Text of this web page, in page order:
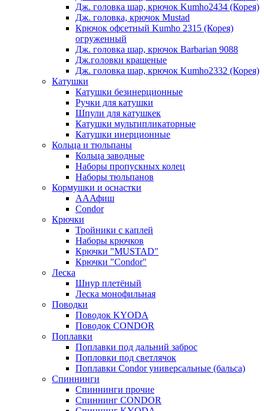
Дж. головка шар, крючок Kumho2434 (Корея)
Дж. головка, крючок Mustad
Крючок офсетный Kumho 2315 (Корея)
огруженный
Дж. головка шар, крючок Barbarian 9088
Дж.головки крашеные
Дж. головка шар, крючок Kumho2332 (Корея)
Катушки
Катушки безинерционные
Ручки для катушки
Шпули для катушкек
Катушки мультипликаторные
Катушки инерционные
Кольца и тюльпаны
Кольца заводные
Наборы пропускных колец
Наборы тюльпанов
Кормушки и оснастки
АААфиш
Condor
Крючки
Тройники с каплей
Наборы крючков
Крючки "MUSTAD"
Крючки "Condor"
Леска
Шнур плетёный
Леска монофильная
Поводки
Поводок KYODA
Поводок CONDOR
Поплавки
Поплавки под дальний заброс
Попловки под светлячок
Поплавки Condor универсальные (бальса)
Спиннинги
Спиннинги прочие
Спиннинг CONDOR